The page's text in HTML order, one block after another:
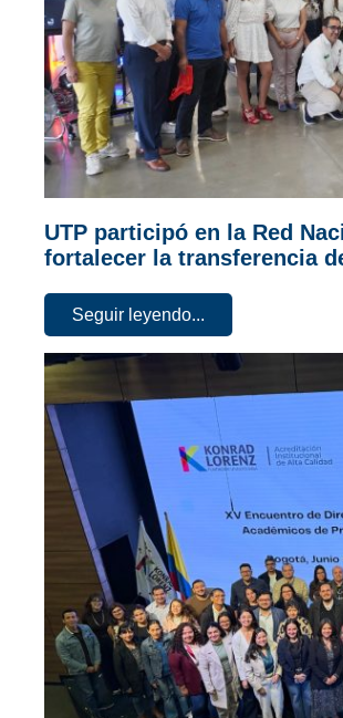
UTP participó en la Red
fortalecer la transferencia
Seguir leyendo...